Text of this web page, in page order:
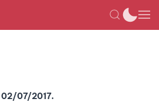
02/07/2017.